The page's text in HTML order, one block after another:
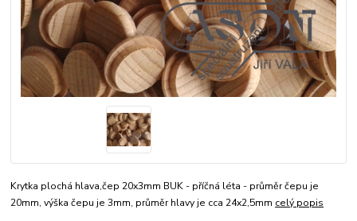
Krytka plochá hlava,čep 20x3mm BUK - příčná léta - průměr čepu je
20mm, výška čepu je 3mm, průměr hlavy je cca 24x2,5mm celý popis